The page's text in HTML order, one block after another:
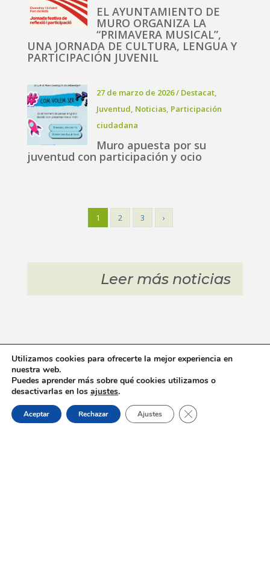
EL AYUNTAMIENTO DE
MURO ORGANIZA LA
“PRIMAVERA MUSICAL”,
UNA JORNADA DE CULTURA, LENGUA Y
PARTICIPACIÓN JUVENIL
27 de marzo de 2026/ Destacat,
Juventud Noticias, Participación
ciudadana
Muro apuesta por su
juventud con participación y ocio
1 2 3 ›
Leer más noticias
Dónde estamos:
Utilizamos cookies para ofrecerte la mejor experiencia en
nuestra web.
Puedes aprender más sobre qué cookies utilizamos o
desactivarlas en los ajustes.
Aceptar Rechazar Ajustes Cerrar el banner de